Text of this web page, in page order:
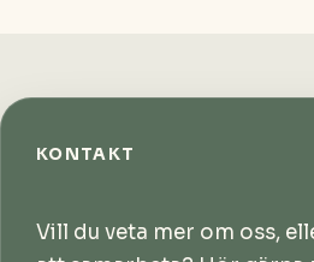
KONTAKT
Vill du veta mer om oss,